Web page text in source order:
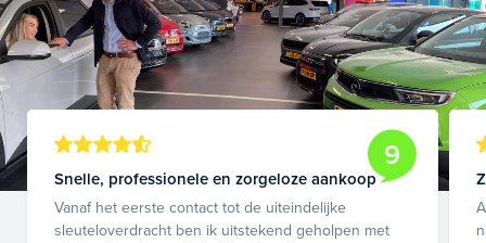
9
Snelle, professionele en zorgeloze aankoop
Vanaf het eerste contact tot de uiteindelijke
sleuteloverdracht ben ik uitstekend geholpen met